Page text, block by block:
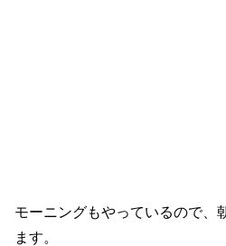
モーニングもやっているので、
ます。